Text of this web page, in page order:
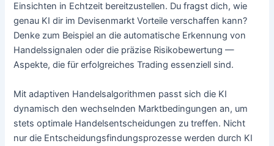
Einsichten in Echtzeit bereitzustellen. Du fragst dich, wie
genau KI dir im Devisenmarkt Vorteile verschaffen kann?
Denke zum Beispiel an die automatische Erkennung von
Handelssignalen oder die präzise Risikobewertung —
Aspekte, die für erfolgreiches Trading essenziell sind.
Mit adaptiven Handelsalgorithmen passt sich die KI
dynamisch den wechselnden Marktbedingungen an, um
stets optimale Handelsentscheidungen zu treffen. Nicht
nur die Entscheidungsfindungsprozesse werden durch KI